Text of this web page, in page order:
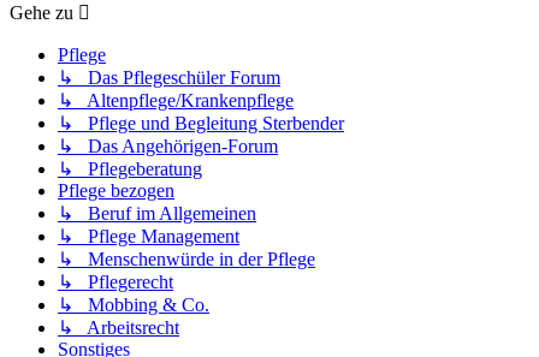
Gehe zu
Pflege
↳ Das Pflegeschüler Forum
↳ Altenpflege/Krankenpflege
↳ Pflege und Begleitung Sterbender
↳ Das Angehörigen-Forum
↳ Pflegeberatung
Pflege bezogen
↳ Beruf im Allgemeinen
↳ Pflege Management
↳ Menschenwürde in der Pflege
↳ Pflegerecht
↳ Mobbing & Co.
↳ Arbeitsrecht
Sonstiges